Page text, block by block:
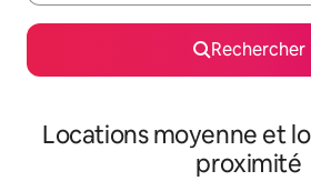
Rechercher
Locations moyenne et
proximité